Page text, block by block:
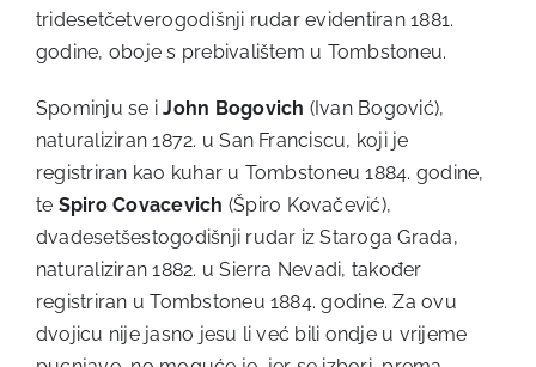
tridesetčetverogodišnji rudar evidentiran 1881.
godine, oboje s prebivalištem u Tombstoneu.
Spominju se iJohn Bogovich (Ivan Bogović),
naturaliziran 1872. u San Franciscu, koji je
registriran kao kuhar u Tombstoneu 1884. godine,
te Spiro Covacevich (Špiro Kovačević),
dvadesetšestogodišnji rudar iz Staroga Grada,
naturaliziran 1882. u Sierra Nevadi, također
registriran u Tombstoneu 1884. godine. Za ovu
dvojicu nije jasno jesu li već bili ondje u vrijeme